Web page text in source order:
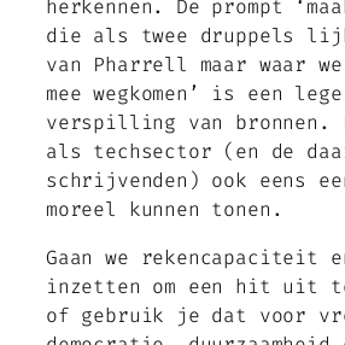
herkennen. De prompt
die als twee druppels
van Pharrell maar waar
mee wegkomen’ is een
verspilling van bronnen.
als techsector (en de
schrijvenden) ook eens
moreel kunnen tonen.
Gaan we rekencapaciteit
inzetten om een hit uit
of gebruik je dat voor